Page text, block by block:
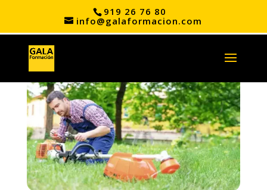
919 26 76 80
info@galaformacion.com